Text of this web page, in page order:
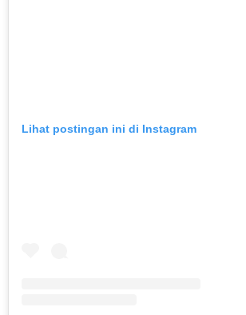
Lihat postingan ini di Instagram